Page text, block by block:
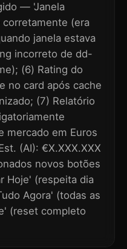
— 'Janela
corretamente (era
janela estava
incorreto de dd-
(6) Rating do
no card após cache
(7) Relatório
mercado em Euros
(AI): €X.XXX.XXX
novos botões
Hoje' (respeita dia
Agora' (todas as
(reset completo